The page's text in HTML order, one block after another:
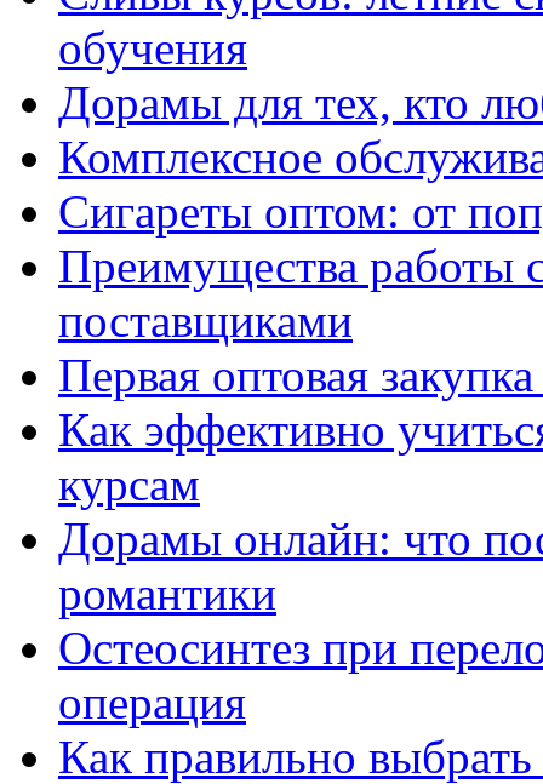
обучения
Дорамы для тех, кто
Комплексное
Сигареты оптом: от
Преимущества работы
поставщиками
Первая оптовая
Как эффективно
курсам
Дорамы онлайн: что
романтики
Остеосинтез при
операция
Как правильно